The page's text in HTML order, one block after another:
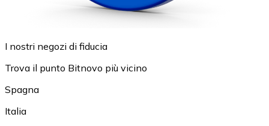
I nostri negozi di fiducia
Trova il punto Bitnovo più vicino
Spagna
Italia